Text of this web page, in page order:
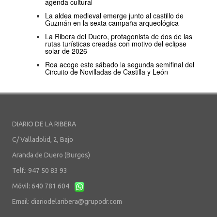
agenda cultural
La aldea medieval emerge junto al castillo de
Guzmán en la sexta campaña arqueológica
La Ribera del Duero, protagonista de dos de las
rutas turísticas creadas con motivo del eclipse
solar de 2026
Roa acoge este sábado la segunda semifinal del
Circuito de Novilladas de Castilla y León
DIARIO DE LA RIBERA
C/ Valladolid, 2, Bajo
Aranda de Duero (Burgos)
Telf.: 947 50 83 93
Móvil: 640 781 604
Email: diariodelaribera@grupodr.com